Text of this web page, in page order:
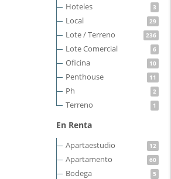
Hoteles 3
Local 29
Lote / Terreno 236
Lote Comercial 6
Oficina 10
Penthouse 11
Ph 2
Terreno 1
En Renta
Apartaestudio 12
Apartamento 60
Bodega 5